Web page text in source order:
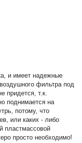
и имеет надежные
фильтра под
придется, т.к.
поднимается на
потому, что
или каких - либо
пластмассовой
просто необходимо!